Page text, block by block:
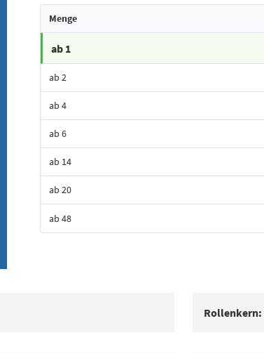
Menge
ab 1
ab 2
ab 4
ab 6
ab 14
ab 20
ab 48
Bestes Angebot
Rollenkern: